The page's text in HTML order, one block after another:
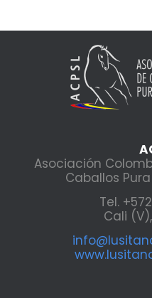
Asociación
Caballos
Tel.
Cali